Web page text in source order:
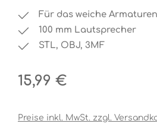
Für das weiche
100 mm Lautsprecher
STL, OBJ, 3MF
Regulärer Preis:
15,99 €
Preise inkl. MwSt. zzgl.